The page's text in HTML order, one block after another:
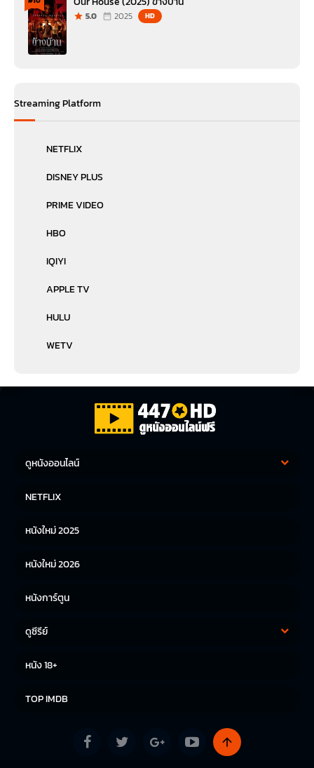
5.0 2025 HD
Streaming Platform
NETFLIX
DISNEY PLUS
PRIME VIDEO
HBO
IQIYI
APPLE TV
HULU
WETV
ดูหนังออนไลน์
หนังญี่ปุ่น
NETFLIX
หนังใหม่ 2025
หนังใหม่ 2026
หนังการ์ตูน
ดูซีรีย์
หนัง 18+
TOP IMDB